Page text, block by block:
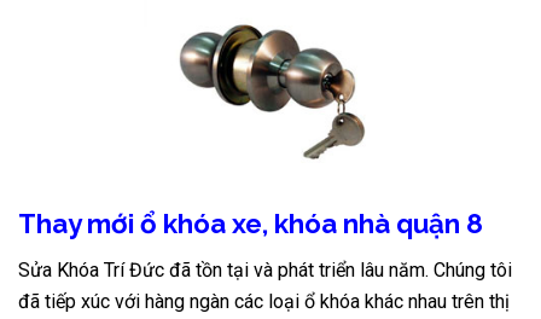
Thay mới ổ khóa xe, khóa nhà quận 8
Sửa Khóa Trí Đức đã tồn tại và phát triển lâu năm. Chúng tôi
đã tiếp xúc với hàng ngàn các loại ổ khóa khác nhau trên thị